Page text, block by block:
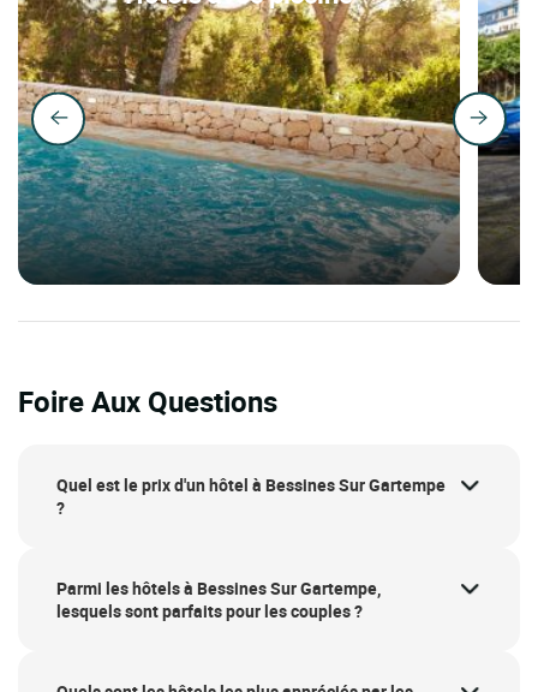
Foire Aux Questions
Quel est le prix d'un hôtel à Bessines Sur Gartempe
?
Parmi les hôtels à Bessines Sur Gartempe,
lesquels sont parfaits pour les couples ?